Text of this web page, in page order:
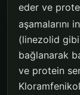
eder ve
aşamalarını
(linezolid
bağlanarak
ve protein